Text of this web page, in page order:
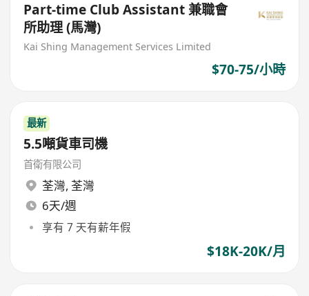
Part-time Club Assistant 兼職會
所助理 (馬灣)
Kai Shing Management Services Limited
$70-75/小時
最新
5.5噸貨車司機
首衛有限公司
荃灣, 荃灣
6天/週
享有 7 天有薪年假
$18K-20K/月